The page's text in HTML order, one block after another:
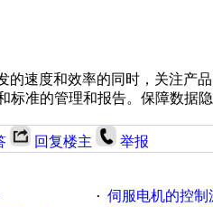
的速度和效率的同时，关注产
标准的管理和报告。保障数据
回复楼主 举报
· 伺服电机的控制